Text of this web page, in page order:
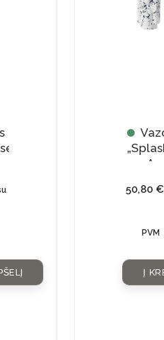
A
50,80 €
PVM
Į